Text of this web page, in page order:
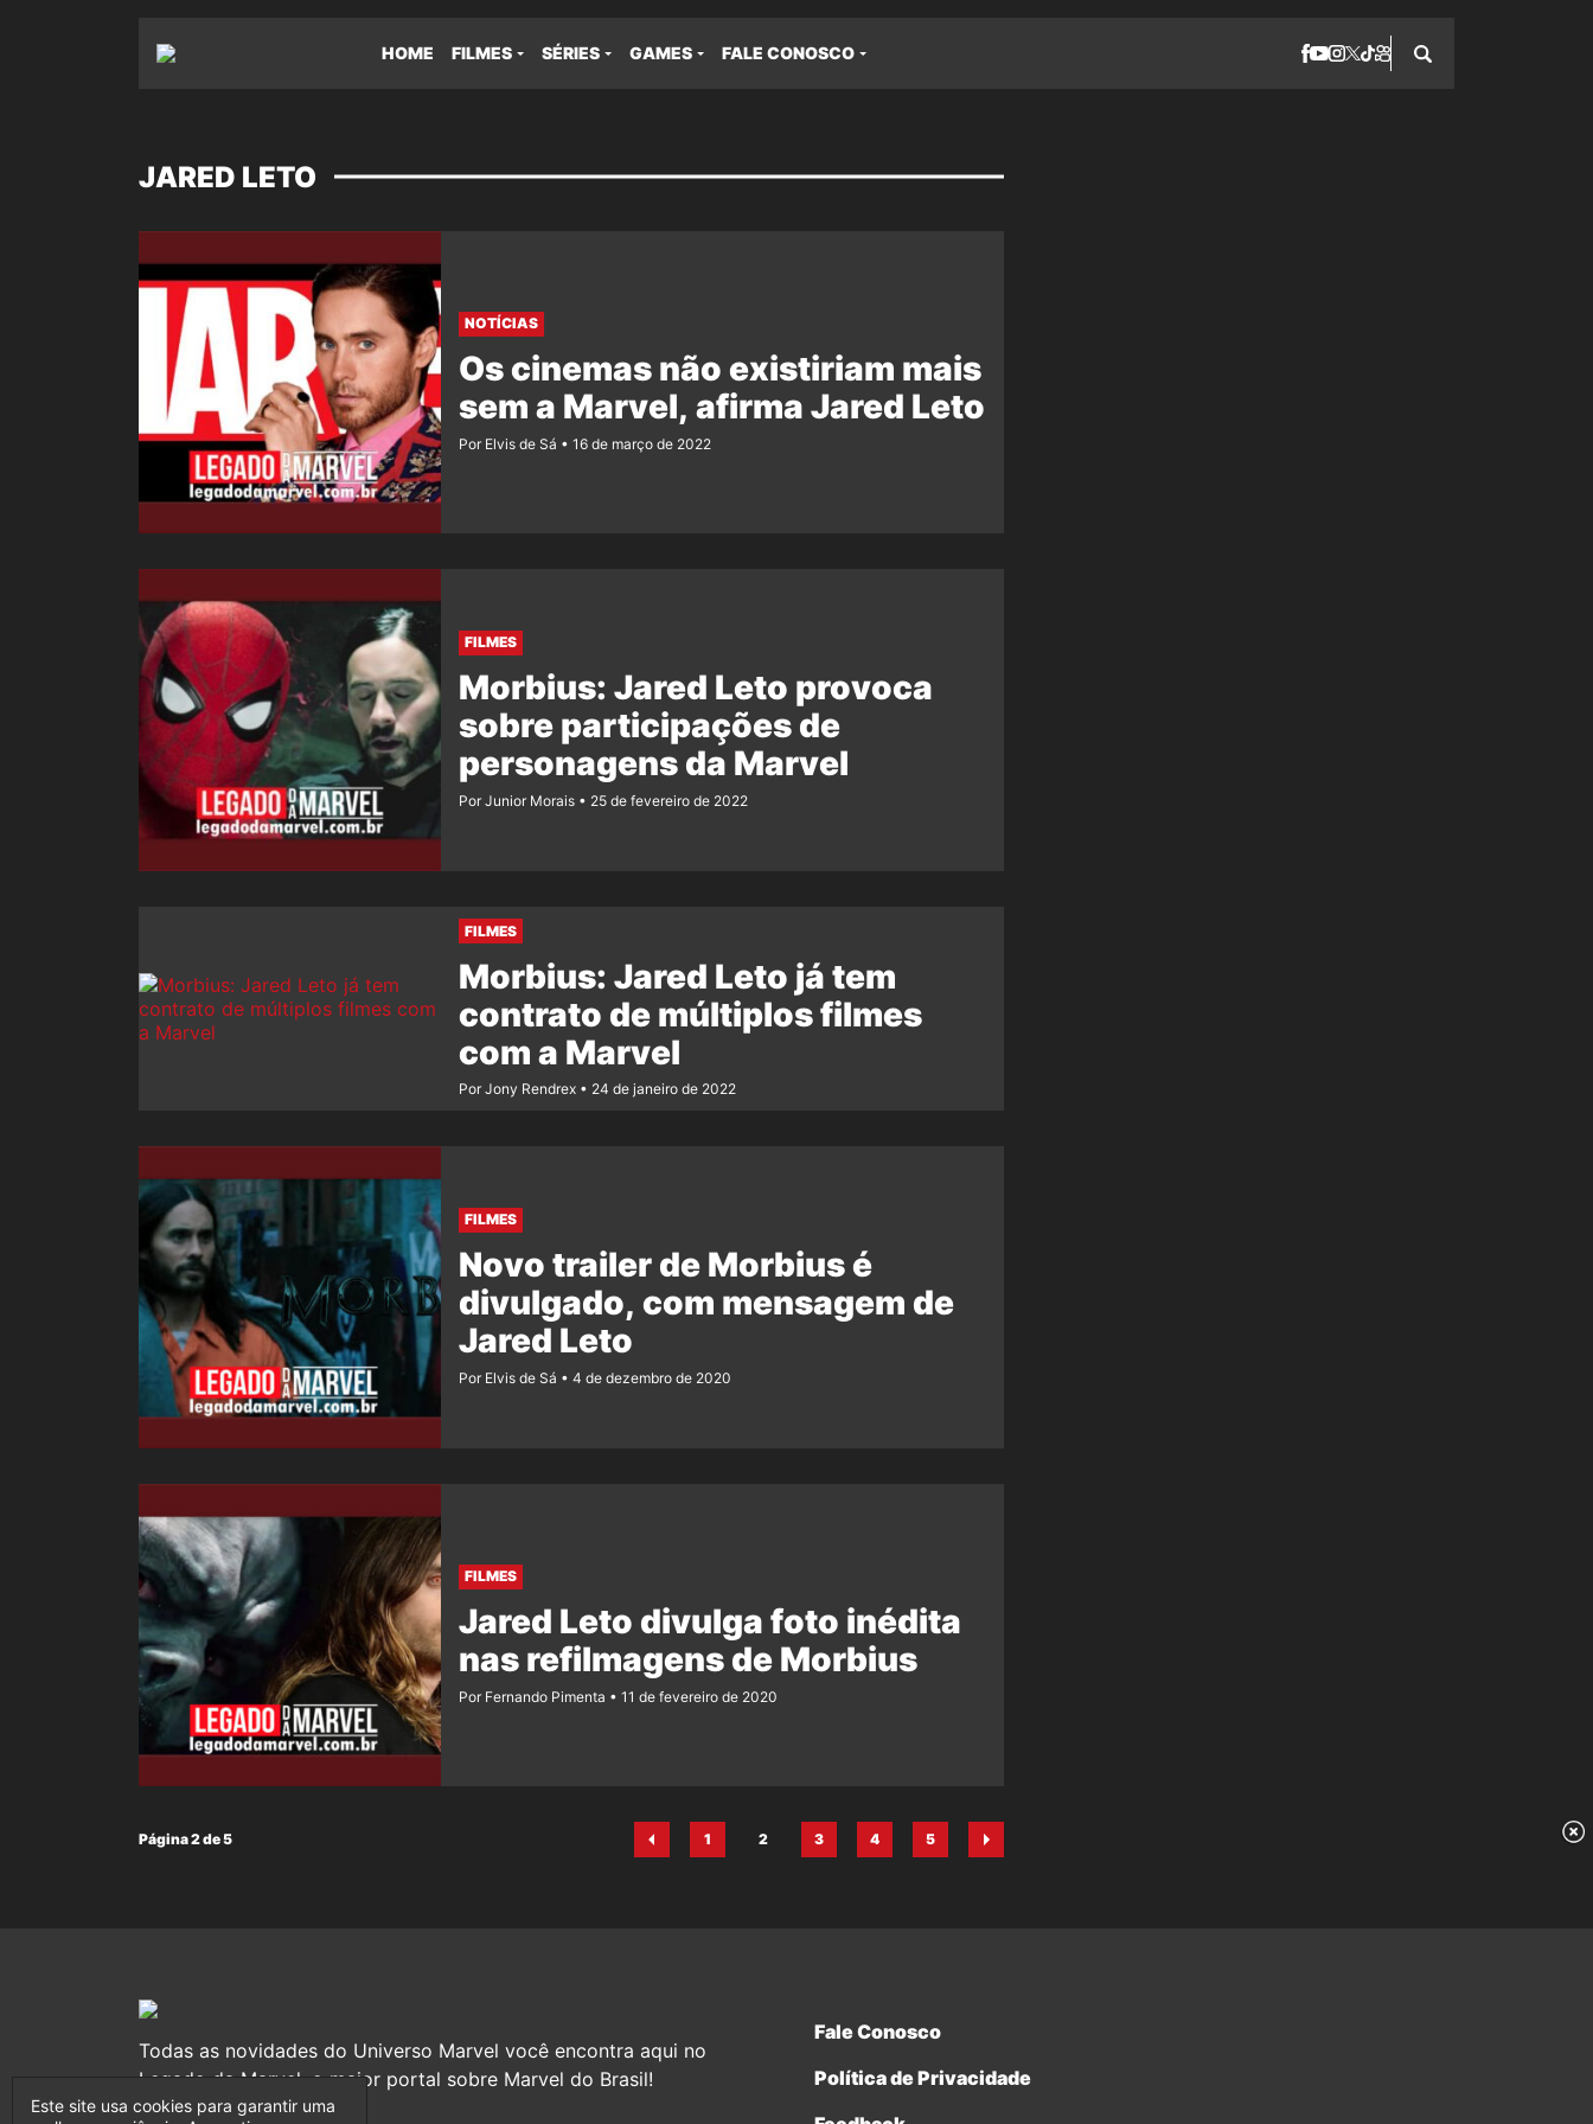
HOME FILMES SÉRIES GAMES FALE CONOSCO
JARED LETO
NOTÍCIAS
Os cinemas não existiriam mais
sem a Marvel, afirma Jared Leto
Por Elvis de Sá 16 de março de 2022
FILMES
Morbius: Jared Leto provoca
sobre participações de
personagens da Marvel
Por Junior Morais 25 de fevereiro de 2022
FILMES
Morbius: Jared Leto já tem
contrato de múltiplos filmes
com a Marvel
Por Jony Rendrex 24 de janeiro de 2022
FILMES
Novo trailer de Morbius é
divulgado, com mensagem de
Jared Leto
Por Elvis de Sá 4 de dezembro de 2020
FILMES
Jared Leto divulga foto inédita
nas refilmagens de Morbius
Por Fernando Pimenta 11 de fevereiro de 2020
Página 2 de 5
Página
1
Página
2
Página
3
Página
4
Página
5
Todas as novidades do Universo Marvel você encontra aqui no
Legado da Marvel, o maior portal sobre Marvel do Brasil!
Fale Conosco
Política de Privacidade
Este site usa cookies para garantir uma